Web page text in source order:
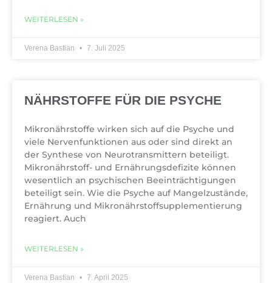
WEITERLESEN »
Verena Bastian 7. Juli 2025
NÄHRSTOFFE FÜR DIE PSYCHE
Mikronährstoffe wirken sich auf die Psyche und
viele Nervenfunktionen aus oder sind direkt an
der Synthese von Neurotransmittern beteiligt.
Mikronährstoff- und Ernährungsdefizite können
wesentlich an psychischen Beeinträchtigungen
beteiligt sein. Wie die Psyche auf Mangelzustände,
Ernährung und Mikronährstoffsupplementierung
reagiert. Auch
WEITERLESEN »
Verena Bastian 7. April 2025